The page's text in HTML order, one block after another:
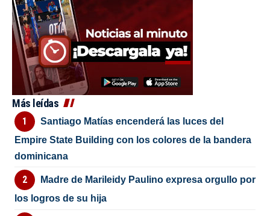
Más leídas
Santiago Matías encenderá las luces del
Empire State Building con los colores de la bandera
dominicana
Madre de Marileidy Paulino expresa orgullo por
los logros de su hija